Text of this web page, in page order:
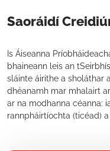
Saoráidí
Is Áiseanna
bhaineann leis an
sláinte áirithe a sholáthar
dhéanamh mar mhalairt
ar na modhanna céanna:
rannpháirtíochta (ticéad) a